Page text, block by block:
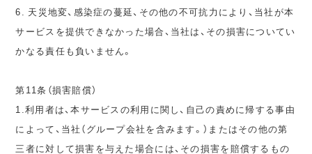
6. 天災地変、感染症の蔓延、その他の不可抗力により、当社が本
サービスを提供できなかった場合、当社は、その損害についてい
かなる責任も負いません。
第11条（損害賠償）
1.利用者は、本サービスの利用に関し、自己の責めに帰する事由
によって、当社（グループ会社を含みます。）またはその他の第
三者に対して損害を与えた場合には、その損害を賠償するもの